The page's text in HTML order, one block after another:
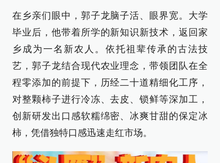
在乡亲们眼中，郭子龙脑子活、眼界宽。大学
毕业后，他带着所学的新知识新技术，返回家
乡成为一名新农人。依托祖辈传承的古法技
艺，郭子龙结合现代农业理念，带领团队在全
程零添加的前提下，历经二十道精细化工序，
对整颗柿子进行冷冻、去皮、锁鲜等深加工，
创新研发出口感软糯绵密、冰爽甘甜的保定冰
柿，凭借独特口感迅速走红市场。